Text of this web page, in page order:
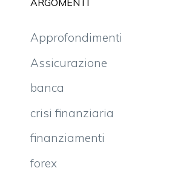
ARGOMENTI
Approfondimenti
Assicurazione
banca
crisi finanziaria
finanziamenti
forex